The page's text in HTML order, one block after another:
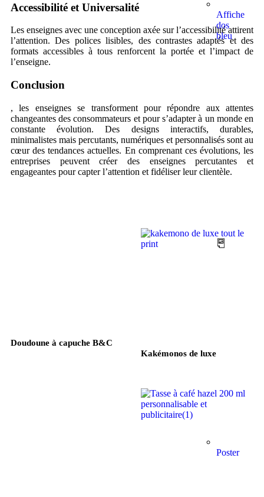
Affiche
dos
bleu
Poster
Accessibilité et Universalité
Les enseignes avec une conception axée sur l’accessibilité attirent
l’attention. Des polices lisibles, des contrastes adaptés et des
formats accessibles à tous renforcent la portée et l’impact de
l’enseigne.
Conclusion
, les enseignes se transforment pour répondre aux attentes
changeantes des consommateurs et pour s’adapter à un monde en
constante évolution. Des designs interactifs, durables,
minimalistes mais percutants, numériques et personnalisés sont au
cœur des tendances actuelles. En comprenant ces évolutions, les
entreprises peuvent créer des enseignes percutantes et
engageantes pour capter l’attention et fidéliser leur clientèle.
Doudoune à capuche B&C
Kakémonos de luxe